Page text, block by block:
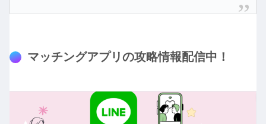
マッチングアプリの攻略情報配信中！